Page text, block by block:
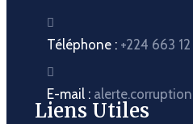
Téléphone : +224 663
E-mail :
Liens Utiles